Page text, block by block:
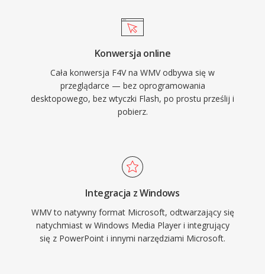
mediow, szkolen firmowych i tresci
przez cala dekade 2000. WMV obsluguje
funkcje w tym wideo z przeplotem, kodowanie
z wieloma szybkosciami transmisji do
adaptacyjnego strumieniowania oraz
rowniez uzywala WMV jako glownego formatu
wideo dla bogatych aplikacji internetowych i
serwisow streamingowych. Choc branaza w
duzej mierze przeszla na H.264 i HEVC w
wiekszosci zastosowan, WMV nadal jest
obecny w starszych korporacyjnych systemach
Konwersja online
Cała konwersja F4V na WMV odbywa się w
przeglądarce — bez oprogramowania
desktopowego, bez wtyczki Flash, po prostu prześlij i
pobierz.
Integracja z Windows
WMV to natywny format Microsoft, odtwarzający się
natychmiast w Windows Media Player i integrujący
się z PowerPoint i innymi narzędziami Microsoft.